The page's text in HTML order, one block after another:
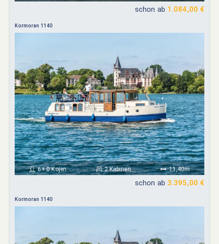
schon ab 1.084,00 €
Kormoran 1140
6+ 0 Kojen 2 Kabinen 11,40m
schon ab 3.395,00 €
Kormoran 1140